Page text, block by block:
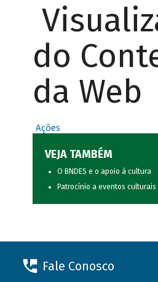
do
da Web
Ações
VEJA TAMBÉM
O BNDES e o apoio à cultura
Patrocínio a eventos culturais
Fale Conosco